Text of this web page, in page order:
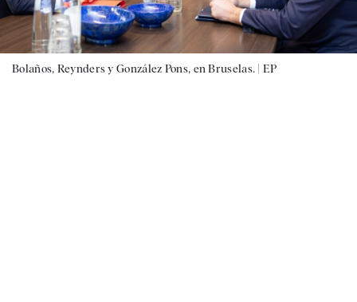
Bolaños, Reynders y González Pons, en Bruselas. | EP